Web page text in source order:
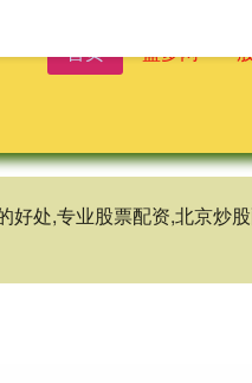
首页 盛多网
处,专业股票配资,北京